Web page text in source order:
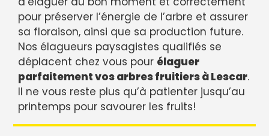
pour préserver l’énergie de l’arbre et assurer
sa floraison, ainsi que sa production future.
Nos élagueurs paysagistes qualifiés se
déplacent chez vous pour élaguer
parfaitement vos arbres fruitiers à Lescar.
Il ne vous reste plus qu’à patienter jusqu’au
printemps pour savourer les fruits!